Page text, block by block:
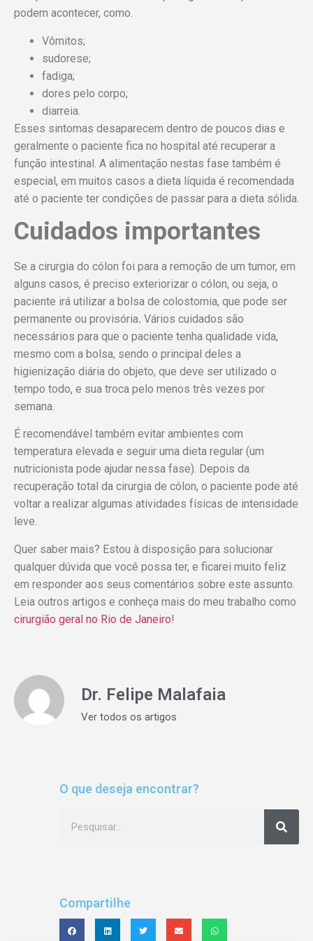
podem acontecer, como.
Vômitos;
sudorese;
fadiga;
dores pelo corpo;
diarreia.
Esses sintomas desaparecem dentro de poucos dias e
geralmente o paciente fica no hospital até recuperar a
função intestinal. A alimentação nestas fase também é
especial, em muitos casos a dieta líquida é recomendada
até o paciente ter condições de passar para a dieta sólida.
Cuidados importantes
Se a cirurgia do cólon foi para a remoção de um tumor, em
alguns casos, é preciso exteriorizar o cólon, ou seja, o
paciente irá utilizar a bolsa de colostomia, que pode ser
permanente ou provisória. Vários cuidados são
necessários para que o paciente tenha qualidade vida,
mesmo com a bolsa, sendo o principal deles a
higienização diária do objeto, que deve ser utilizado o
tempo todo, e sua troca pelo menos três vezes por
semana.
É recomendável também evitar ambientes com
temperatura elevada e seguir uma dieta regular (um
nutricionista pode ajudar nessa fase). Depois da
recuperação total da cirurgia de cólon, o paciente pode até
voltar a realizar algumas atividades físicas de intensidade
leve.
Quer saber mais? Estou à disposição para solucionar
qualquer dúvida que você possa ter, e ficarei muito feliz
em responder aos seus comentários sobre este assunto.
Leia outros artigos e conheça mais do meu trabalho como
cirurgião geral no Rio de Janeiro!
Dr. Felipe Malafaia
Ver todos os artigos
O que deseja encontrar?
Compartilhe